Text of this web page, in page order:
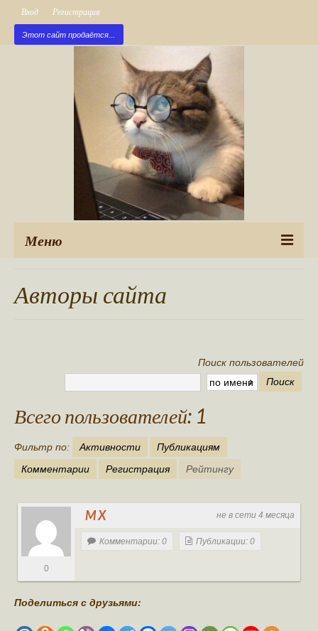
Вход Регистрация
Этот сайт продаётся...
Меню
Новые публикации
Стать автором
Обратная связь
Авторы сайта
Поиск пользователей
Поиск
Всего пользователей: 1
Фильтр по: Активности
Публикациям
Комментарии
Регистрация Рейтингу
не в сети 4 месяца
M X
0
Комментарии: 0 Публикации: 0
Поделиться с друзьями: